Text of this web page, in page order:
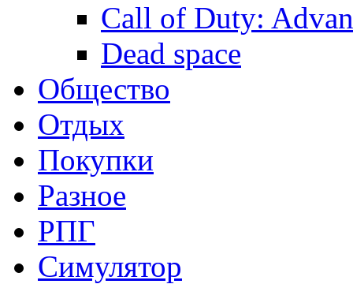
Call of Duty:
Dead space
Общество
Отдых
Покупки
Разное
РПГ
Симулятор